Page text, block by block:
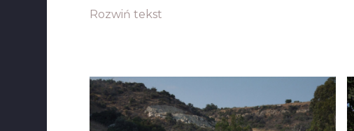
Rozwiń tekst